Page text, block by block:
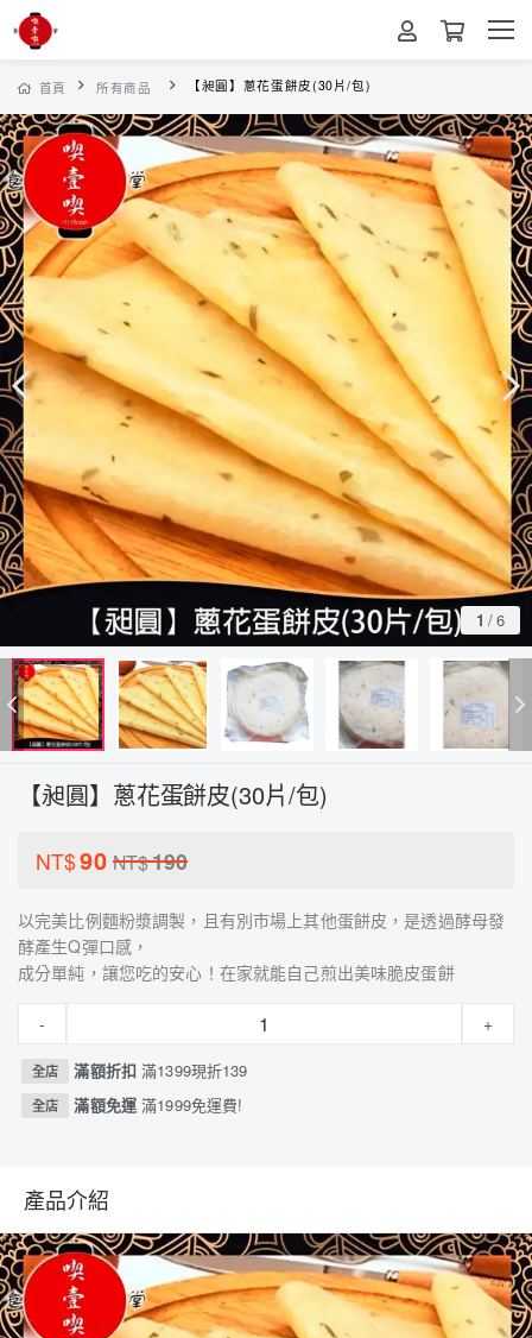
首頁 所有商品 【昶圓】蔥花蛋餅皮(30片/包)
1 /6
【昶圓】蔥花蛋餅皮(30片/包)
NT$90 NT$190
以完美比例麵粉漿調製，且有別市場上其他蛋餅皮，是透過酵母發
酵產生Q彈口感，
成分單純，讓您吃的安心！在家就能自己煎出美味脆皮蛋餅
- +
全店 滿額折扣滿1399現折139
全店 滿額免運滿1999免運費!
產品介紹